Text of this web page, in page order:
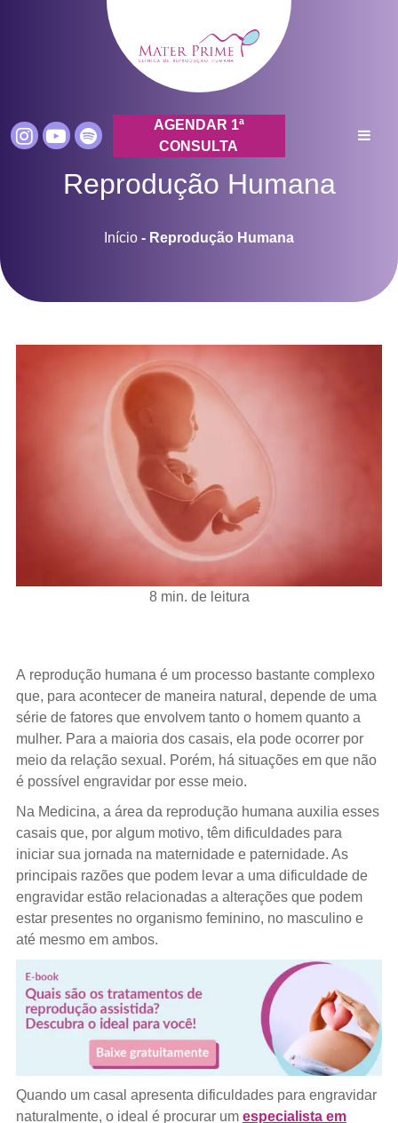
AGENDAR 1ª
CONSULTA
Reprodução Humana
Início - Reprodução Humana
8 min. de leitura
A reprodução humana é um processo bastante complexo
que, para acontecer de maneira natural, depende de uma
série de fatores que envolvem tanto o homem quanto a
mulher. Para a maioria dos casais, ela pode ocorrer por
meio da relação sexual. Porém, há situações em que não
é possível engravidar por esse meio.
Na Medicina, a área da reprodução humana auxilia esses
casais que, por algum motivo, têm dificuldades para
iniciar sua jornada na maternidade e paternidade. As
principais razões que podem levar a uma dificuldade de
engravidar estão relacionadas a alterações que podem
estar presentes no organismo feminino, no masculino e
até mesmo em ambos.
Quando um casal apresenta dificuldades para engravidar
naturalmente, o ideal é procurar um especialista em